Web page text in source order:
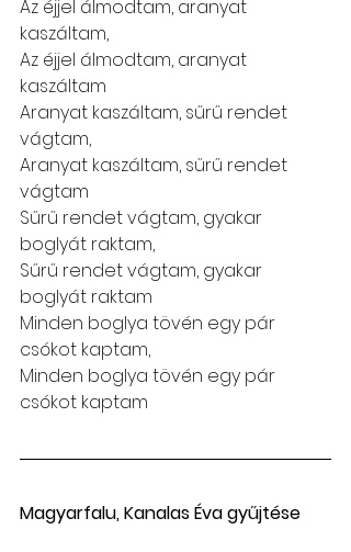
Az éjjel álmodtam, aranyat
kaszáltam,
Az éjjel álmodtam, aranyat
kaszáltam
Aranyat kaszáltam, sűrű rendet
vágtam,
Aranyat kaszáltam, sűrű rendet
vágtam
Sűrű rendet vágtam, gyakar
boglyát raktam,
Sűrű rendet vágtam, gyakar
boglyát raktam
Minden boglya tövén egy pár
csókot kaptam,
Minden boglya tövén egy pár
csókot kaptam
Magyarfalu, Kanalas Éva gyűjtése